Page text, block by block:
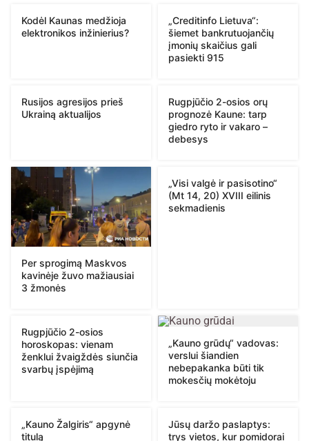
Kodėl Kaunas medžioja
elektronikos inžinierius?
„Creditinfo Lietuva“:
šiemet bankrutuojančių
įmonių skaičius gali
pasiekti 915
Rusijos agresijos prieš
Ukrainą aktualijos
Rugpjūčio 2-osios orų
prognozė Kaune: tarp
giedro ryto ir vakaro –
debesys
Per sprogimą Maskvos
kavinėje žuvo mažiausiai
3 žmonės
„Visi valgė ir pasisotino“
(Mt 14, 20) XVIII eilinis
sekmadienis
Rugpjūčio 2-osios
horoskopas: vienam
ženklui žvaigždės siunčia
svarbų įspėjimą
„Kauno grūdų“ vadovas:
verslui šiandien
nebepakanka būti tik
mokesčių mokėtoju
„Kauno Žalgiris“ apgynė
titulą
Jūsų daržo paslaptys:
trys vietos, kur pomidorai